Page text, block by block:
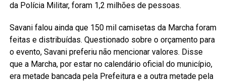
da Polícia Militar, foram 1,2 milhões de pessoas.
Savani falou ainda que 150 mil camisetas da Marcha foram
feitas e distribuídas. Questionado sobre o orçamento para
o evento, Savani preferiu não mencionar valores. Disse
que a Marcha, por estar no calendário oficial do município,
era metade bancada pela Prefeitura e a outra metade pela